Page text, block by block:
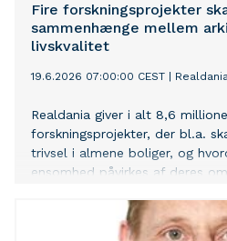
Fire forskningsprojekter
sammenhænge mellem
livskvalitet
19.6.2026 07:00:00 CEST
Realdania giver i alt 8,6
forskningsprojekter, der bl.a.
trivsel i almene boliger, og
ensomhed påvirkes af deres